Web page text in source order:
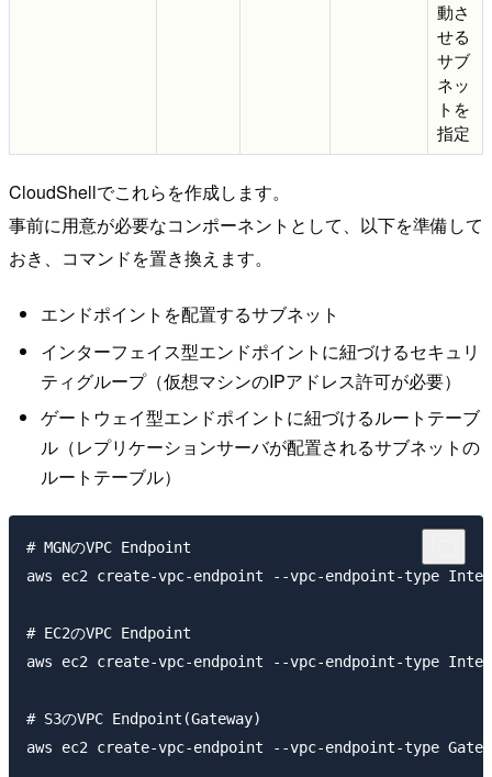
動さ
せる
サブ
ネッ
トを
指定
CloudShellでこれらを作成します。
事前に用意が必要なコンポーネントとして、以下を準備して
おき、コマンドを置き換えます。
エンドポイントを配置するサブネット
インターフェイス型エンドポイントに紐づけるセキュリ
ティグループ（仮想マシンのIPアドレス許可が必要）
ゲートウェイ型エンドポイントに紐づけるルートテーブ
ル（レプリケーションサーバが配置されるサブネットの
ルートテーブル）
# MGNのVPC Endpoint
aws ec2 create-vpc-endpoint --vpc-endpoint-type
# EC2のVPC Endpoint
aws ec2 create-vpc-endpoint --vpc-endpoint-type
# S3のVPC Endpoint(Gateway)
aws ec2 create-vpc-endpoint --vpc-endpoint-type